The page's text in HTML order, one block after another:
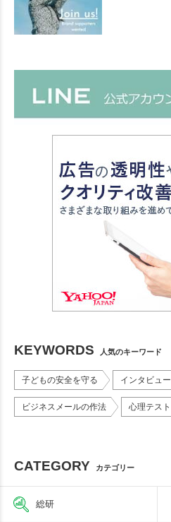
KEYWORDS 人気のキーワード
子どもの安全を守る インタビュー
ビジネスメールの作法 心理テスト
CATEGORY カテゴリー
総研